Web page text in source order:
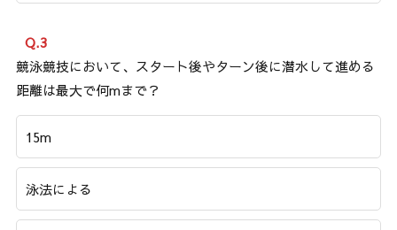
Q.3
競泳競技において、スタート後やターン後に潜水して進める
距離は最大で何mまで？
15m
泳法による